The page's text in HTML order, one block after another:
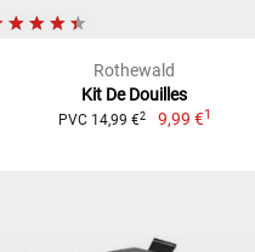
Rothewald
Kit De Douilles
PVC 14,99 €2 9,99 €1